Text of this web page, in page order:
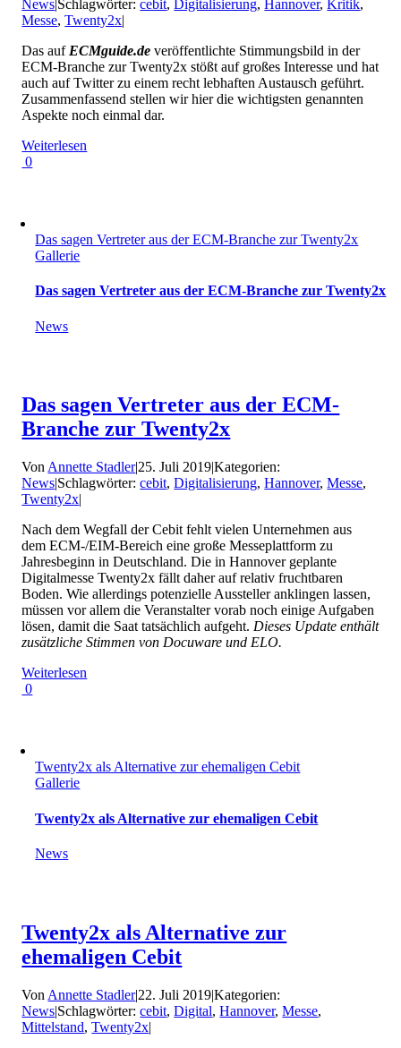
News Schlagwörter:cebit, Digitalisierung, Hannover, Kritik,
Messe,Twenty2x|
Das auf ECMguide.de veröffentlichte Stimmungsbild in der
ECM-Branche zur Twenty2x stößt auf großes Interesse und hat
auch auf Twitter zu einem recht lebhaften Austausch geführt.
Zusammenfassend stellen wir hier die wichtigsten genannten
Aspekte noch einmal dar.
Weiterlesen
0
Das sagen Vertreter aus der ECM-Branche zur Twenty2x
Gallerie
Das sagen Vertreter aus der ECM-Branche zur Twenty2x
News
Das sagen Vertreter aus der ECM-
Branche zur Twenty2x
Von Annette Stadler|25. Juli 2019|Kategorien:
News|Schlagwörter:cebit,Digitalisierung,Hannover,Messe,
Twenty2x|
Nach dem Wegfall der Cebit fehlt vielen Unternehmen aus
dem ECM-/EIM-Bereich eine große Messeplattform zu
Jahresbeginn in Deutschland. Die in Hannover geplante
Digitalmesse Twenty2x fällt daher auf relativ fruchtbaren
Boden. Wie allerdings potenzielle Aussteller anklingen lassen,
müssen vor allem die Veranstalter vorab noch einige Aufgaben
lösen, damit die Saat tatsächlich aufgeht. Dieses Update enthält
zusätzliche Stimmen von Docuware und ELO.
Weiterlesen
0
Twenty2x als Alternative zur ehemaligen Cebit
Gallerie
Twenty2x als Alternative zur ehemaligen Cebit
News
Twenty2x als Alternative zur
ehemaligen Cebit
Von Annette Stadler|22. Juli 2019|Kategorien:
News|Schlagwörter:cebit,Digital,Hannover,Messe,
Mittelstand,Twenty2x|